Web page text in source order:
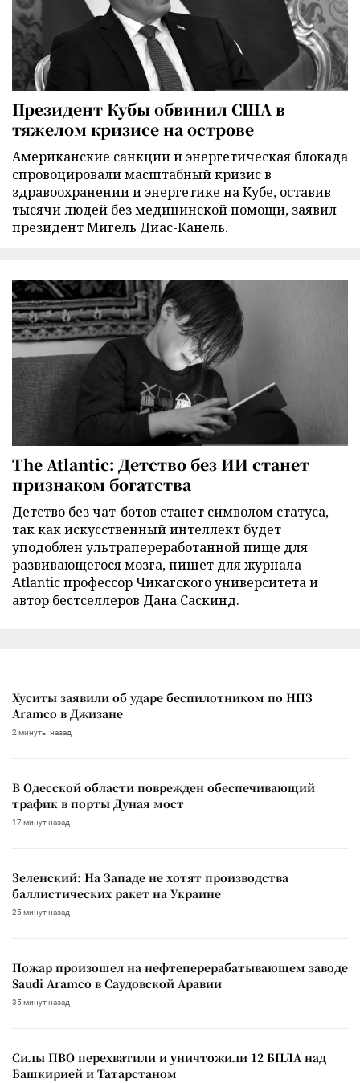
Президент Кубы обвинил США в
тяжелом кризисе на острове
Американские санкции и энергетическая блокада
спровоцировали масштабный кризис в
здравоохранении и энергетике на Кубе, оставив
тысячи людей без медицинской помощи, заявил
президент Мигель Диас-Канель.
The Atlantic: Детство без ИИ станет
признаком богатства
Детство без чат-ботов станет символом статуса,
так как искусственный интеллект будет
уподоблен ультрапереработанной пище для
развивающегося мозга, пишет для журнала
Atlantic профессор Чикагского университета и
автор бестселлеров Дана Саскинд.
Хуситы заявили об ударе беспилотником по НПЗ
Aramco в Джизане
2 минуты назад
В Одесской области поврежден обеспечивающий
трафик в порты Дуная мост
17 минут назад
Зеленский: На Западе не хотят производства
баллистических ракет на Украине
25 минут назад
Пожар произошел на нефтеперерабатывающем заводе
Saudi Aramco в Саудовской Аравии
35 минут назад
Силы ПВО перехватили и уничтожили 12 БПЛА над
Башкирией и Татарстаном